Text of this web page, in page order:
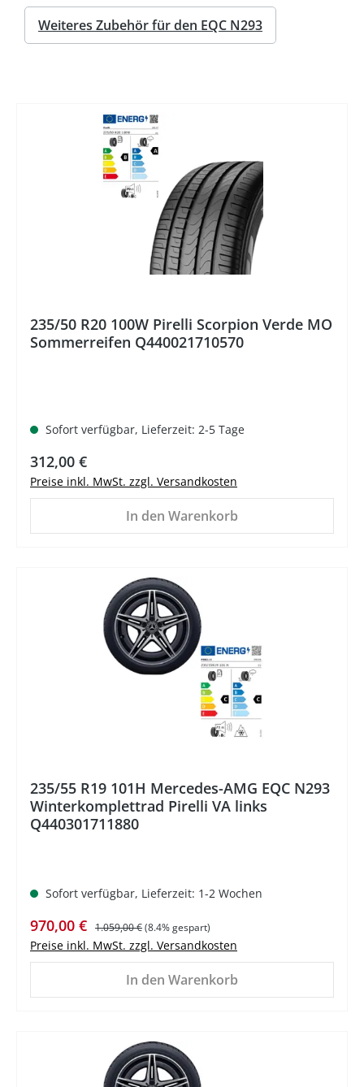
Weiteres Zubehör für den EQC N293
235/50 R20 100W Pirelli Scorpion Verde MO
Sommerreifen Q440021710570
Sofort verfügbar, Lieferzeit: 2-5 Tage
Regulärer Preis:
312,00 €
Preise inkl. MwSt. zzgl. Versandkosten
In den Warenkorb
235/55 R19 101H Mercedes-AMG EQC N293
Winterkomplettrad Pirelli VA links
Q440301711880
Sofort verfügbar, Lieferzeit: 1-2 Wochen
Verkaufspreis:
970,00 € Regulärer Preis:
1.059,00 €(8.4% gespart)
Preise inkl. MwSt. zzgl. Versandkosten
In den Warenkorb